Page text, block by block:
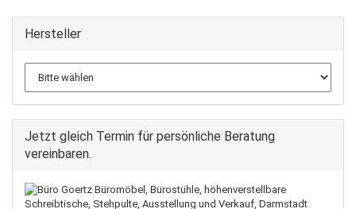
Hersteller
Jetzt gleich Termin für persönliche Beratung
vereinbaren.